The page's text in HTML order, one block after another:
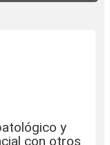
y
con otros